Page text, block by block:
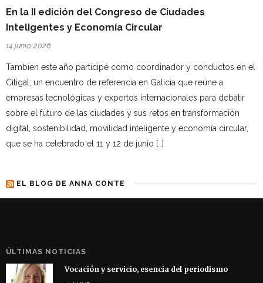
En la II edición del Congreso de Ciudades
Inteligentes y Economía Circular
14 junio, 2026
Tambien este año participé como coordinador y conductos en el
Citigal; un encuentro de referencia en Galicia que reúne a
empresas tecnológicas y expertos internacionales para debatir
sobre el futuro de las ciudades y sus retos en transformación
digital, sostenibilidad, movilidad inteligente y economía circular,
que se ha celebrado el 11 y 12 de junio […]
EL BLOG DE ANNA CONTE
ÚLTIMAS NOTICIAS
Vocación y servicio, esencia del periodismo